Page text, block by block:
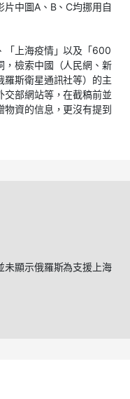
中圖A、B、C均挪用自
「上海疫情」以及「600
，檢索中國（人民網、新
羅斯衛星通訊社等）的主
交部網站等，在截稿前並
物資的信息，更沒有提到
未顯示俄羅斯為支援上海